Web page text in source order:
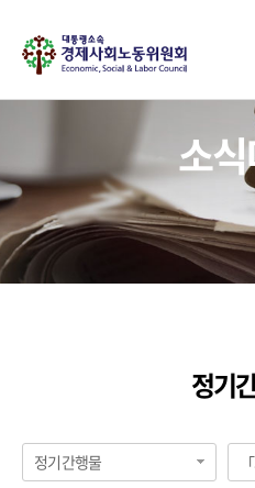
소
정기
정기간행물